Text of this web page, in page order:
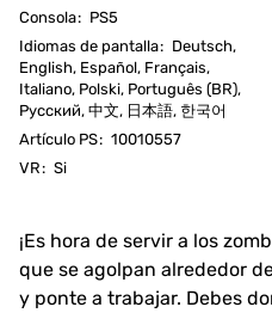
Consola: PS5
Idiomas de pantalla: Deutsch,
English, Español, Français,
Italiano, Polski, Português (BR),
Русский, 中文, 日本語, 한국어
Artículo PS: 10010557
VR: Si
¡Es hora de servir a los
que se agolpan alrededor
y ponte a trabajar. Debes